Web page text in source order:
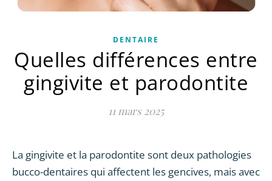
DENTAIRE
Quelles différences entre
gingivite et parodontite
11 mars 2025
La gingivite et la parodontite sont deux pathologies
bucco-dentaires qui affectent les gencives, mais avec